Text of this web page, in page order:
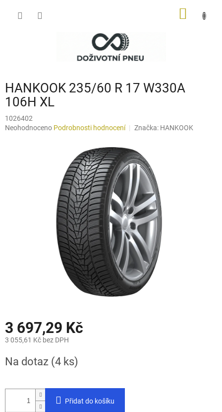
HANKOOK 235/60 R 17 W330A
106H XL
1026402
Průměrné
Neohodnoceno Podrobnosti hodnocení Značka: HANKOOK
3 697,29 Kč
3 055,61 Kč bez DPH
cena:
Na dotaz (4 ks)
Přidat do košíku